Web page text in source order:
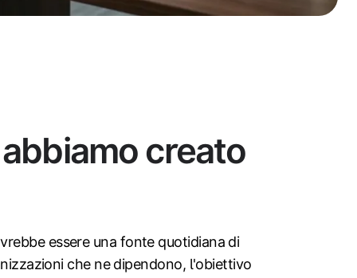
creato
essere una fonte quotidiana di
che ne dipendono, l'obiettivo